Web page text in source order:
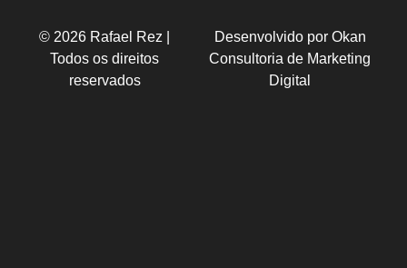
© 2026 Rafael Rez |
Todos os direitos
reservados
Desenvolvido por Okan
Consultoria de Marketing
Digital